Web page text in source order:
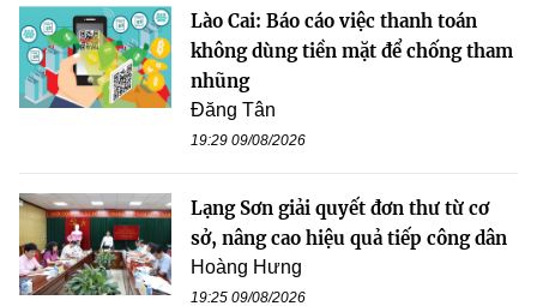
Lào Cai: Báo cáo việc thanh toán
không dùng tiền mặt để chống tham
nhũng
Đăng Tân
19:29 09/08/2026
Lạng Sơn giải quyết đơn thư từ cơ
sở, nâng cao hiệu quả tiếp công dân
Hoàng Hưng
19:25 09/08/2026